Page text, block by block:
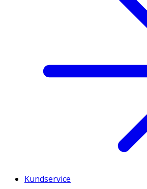
Kundservice